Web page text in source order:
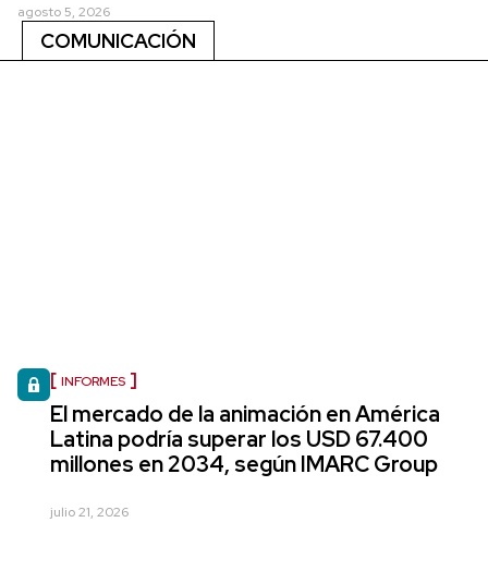
agosto 5, 2026
COMUNICACIÓN
INFORMES
El mercado de la animación en América
Latina podría superar los USD 67.400
millones en 2034, según IMARC Group
julio 21, 2026